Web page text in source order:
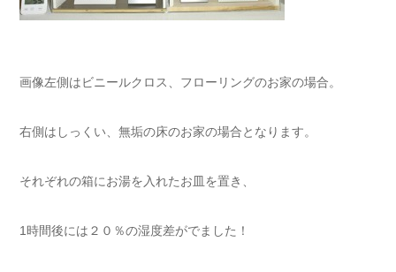
画像左側はビニールクロス、フローリングのお家の場合。
右側はしっくい、無垢の床のお家の場合となります。
それぞれの箱にお湯を入れたお皿を置き、
1時間後には２０％の湿度差がでました！